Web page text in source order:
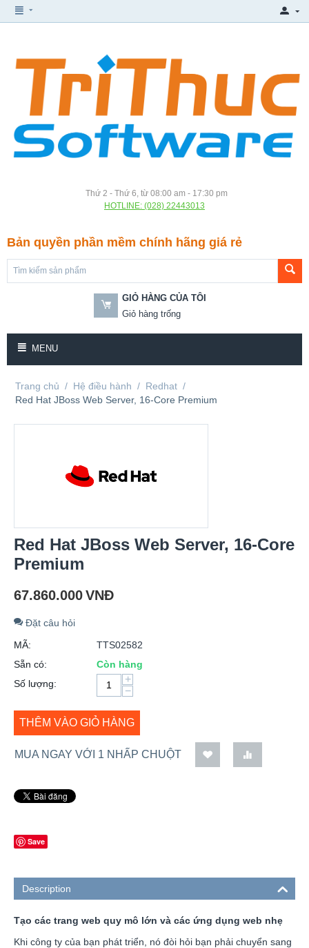
Thứ 2 - Thứ 6, từ 08:00 am - 17:30 pm
HOTLINE: (028) 22443013
Bản quyền phần mềm chính hãng giá rẻ
GIỎ HÀNG CỦA TÔI
Giỏ hàng trống
MENU
Trang chủ / Hệ điều hành / Redhat /
Red Hat JBoss Web Server, 16-Core Premium
Red Hat JBoss Web Server, 16-Core
Premium
67.860.000VNĐ
Đặt câu hỏi
MÃ:
TTS02582
Sẵn có:
Còn hàng
Số lượng:
+
−
THÊM VÀO GIỎ HÀNG
MUA NGAY VỚI 1 NHẤP CHUỘT
Save
Description
Tạo các trang web quy mô lớn và các ứng dụng web nhẹ
Khi công ty của bạn phát triển, nó đòi hỏi bạn phải chuyển sang